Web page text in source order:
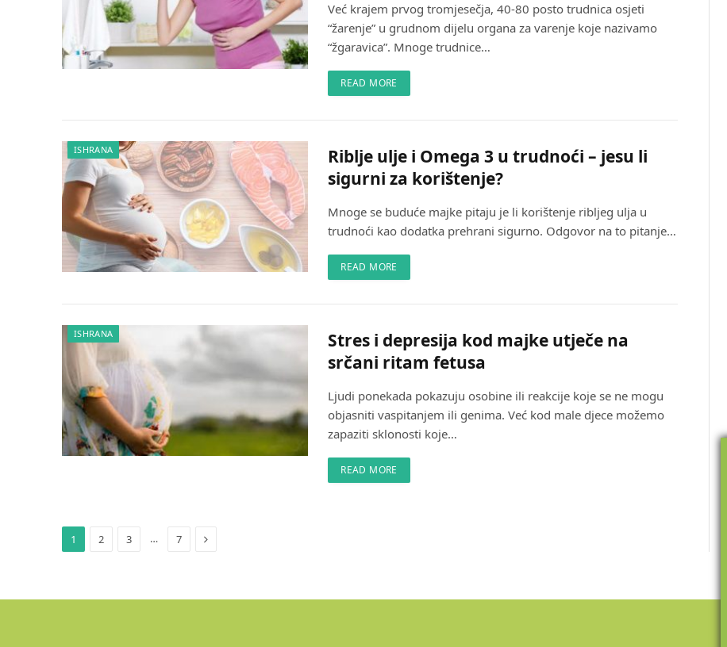
Već krajem prvog tromjesečja, 40-80 posto trudnica osjeti
“žarenje” u grudnom dijelu organa za varenje koje nazivamo
“žgaravica”. Mnoge trudnice…
READ MORE
ISHRANA
Riblje ulje i Omega 3 u trudnoći – jesu li
sigurni za korištenje?
Mnoge se buduće majke pitaju je li korištenje ribljeg ulja u
trudnoći kao dodatka prehrani sigurno. Odgovor na to pitanje…
READ MORE
ISHRANA
Stres i depresija kod majke utječe na
srčani ritam fetusa
Ljudi ponekada pokazuju osobine ili reakcije koje se ne mogu
objasniti vaspitanjem ili genima. Već kod male djece možemo
zapaziti sklonosti koje…
READ MORE
1 2 3 … 7 Next